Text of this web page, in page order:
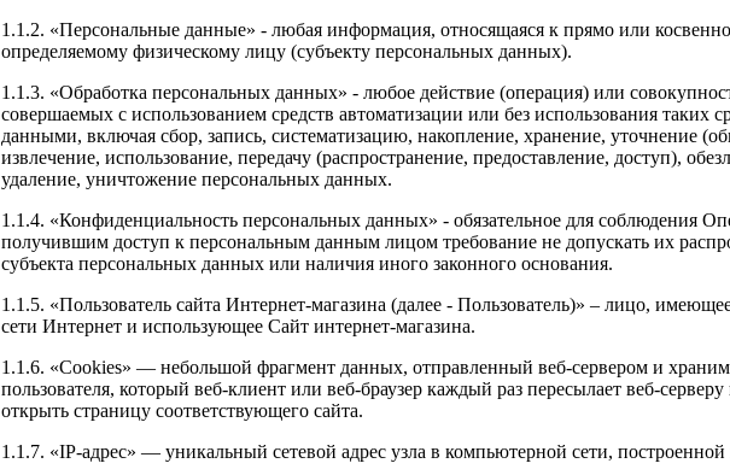
1.1.2. «Персональные данные» - любая информация, относящаяся к прямо или
определяемому физическому лицу (субъекту персональных данных).
1.1.3. «Обработка персональных данных» - любое действие (операция) или
совершаемых с использованием средств автоматизации или без использования таких
данными, включая сбор, запись, систематизацию, накопление, хранение, уточнение
извлечение, использование, передачу (распространение, предоставление, доступ),
удаление, уничтожение персональных данных.
1.1.4. «Конфиденциальность персональных данных» - обязательное для соблюдения
получившим доступ к персональным данным лицом требование не допускать их
субъекта персональных данных или наличия иного законного основания.
1.1.5. «Пользователь сайта Интернет-магазина (далее - Пользователь)» – лицо,
сети Интернет и использующее Сайт интернет-магазина.
1.1.6. «Cookies» — небольшой фрагмент данных, отправленный веб-сервером и
пользователя, который веб-клиент или веб-браузер каждый раз пересылает веб-
открыть страницу соответствующего сайта.
1.1.7. «IP-адрес» — уникальный сетевой адрес узла в компьютерной сети, построенной